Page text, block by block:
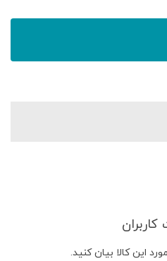
کاربران
این کالا بیان کنید.